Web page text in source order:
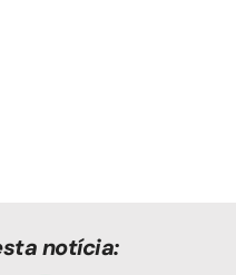
notícia: